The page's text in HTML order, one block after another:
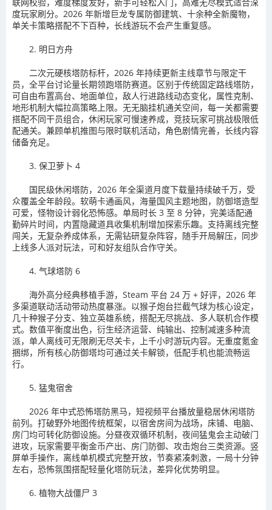
度玩家刷分。2026 年新增巨龙专属防御建筑、十余种全新魔物，
单关卡策略搭配不下百种，长线游玩不会产生重复感。
2. 明日方舟
二次元硬核塔防标杆，2026 年持续更新主线章节与限定干
员，全平台讨论量长期领跑塔防赛道。区别于传统固定路线塔防，
可自由布置高台、地面单位，敌人行进路线动态变化，属性克制、
地形机制大幅拉高策略上限。无无脑挂机通关空间，每一关都需要
搭配不同干员组合，休闲玩家可慢速养成，竞技玩家可挑战极限低
配通关。兼顾单机推图与限时联机活动，角色剧情完善，长线内容
储备充足。
3. 保卫萝卜 4
国民级休闲塔防，2026 年全渠道月度下载量持续破千万，受
众覆盖全年龄段。软萌卡通画风，海量国风主题地图，防御塔造型
可爱，怪物设计弱化恐怖感。单局时长 3 至 8 分钟，完美适配通
勤碎片时间，内置隐藏道具收集机制增加探索乐趣。支持离线完整
闯关，无复杂养成体系，无需钻研复杂阵容，随手开局解压，同步
上线多人派对玩法，可和好友组队合作守关。
4. 气球塔防 6
海外高分经典移植手游，Steam 平台 24 万 + 好评，2026 年
多渠道联动活动带动热度暴涨。以猴子炮台拦截气球为核心设定，
几十种猴子分支、独立英雄系统，搭配无尽挑战、多人联机合作模
式。数值平衡度出色，衍生经济运营、纯输出、控制减速多种流
派，单人离线可无限刷无尽关卡，上千小时游玩内容。无重度氪金
捆绑，所有核心防御塔均可通过关卡解锁，低配手机也能流畅运
行。
5. 猛鬼宿舍
2026 年中式恐怖塔防黑马，短视频平台播放量稳居休闲塔防
前列。打破野外地图传统框架，以宿舍房间为战场，床铺、电脑、
房门均可转化防御设施。分昼夜双循环机制，夜间猛鬼会主动破门
进攻，玩家需要平衡金币产出、房门防御、攻击炮台三类资源。竖
屏单手操作，离线单机模式完整开放，节奏紧凑刺激，一局十分钟
左右，恐怖氛围搭配轻量化塔防玩法，差异化优势明显。
6. 植物大战僵尸 3